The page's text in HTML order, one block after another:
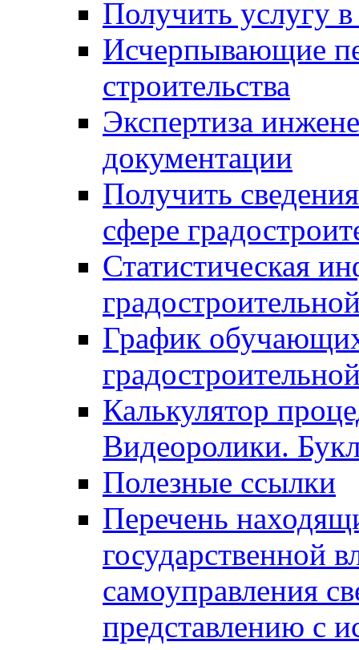
Получить услугу в
Исчерпывающие
строительства
Экспертиза
документации
Получить
сфере
Статистическая
График
Калькулятор
Видеоролики.
Полезные ссылки
Перечень
государственной
самоуправления
представлению с